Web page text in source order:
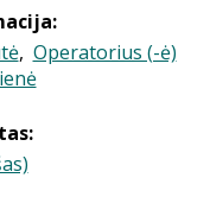
, Operatorius (-ė)